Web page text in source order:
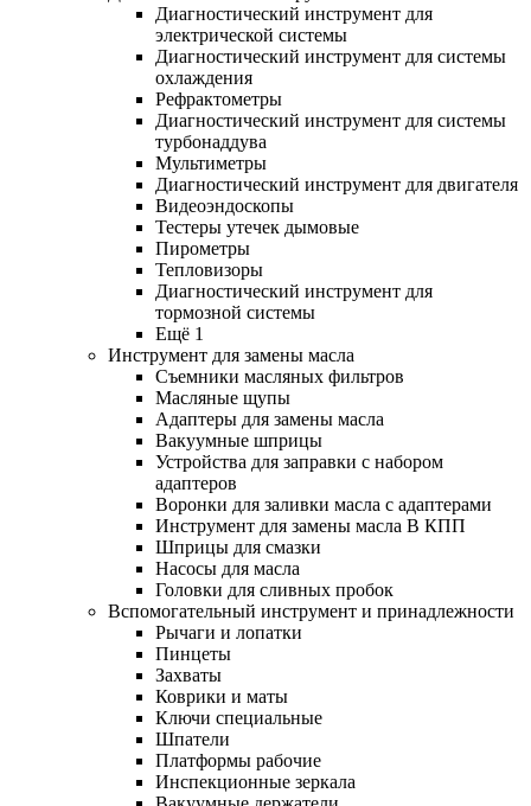
Диагностический инструмент для
электрической системы
Диагностический инструмент для системы
охлаждения
Рефрактометры
Диагностический инструмент для системы
турбонаддува
Мультиметры
Диагностический инструмент для двигателя
Видеоэндоскопы
Тестеры утечек дымовые
Пирометры
Тепловизоры
Диагностический инструмент для
тормозной системы
Ещё 1
Инструмент для замены масла
Съемники масляных фильтров
Масляные щупы
Адаптеры для замены масла
Вакуумные шприцы
Устройства для заправки с набором
адаптеров
Воронки для заливки масла с адаптерами
Инструмент для замены масла В КПП
Шприцы для смазки
Насосы для масла
Головки для сливных пробок
Вспомогательный инструмент и принадлежности
Рычаги и лопатки
Пинцеты
Захваты
Коврики и маты
Ключи специальные
Шпатели
Платформы рабочие
Инспекционные зеркала